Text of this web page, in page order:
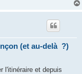
(et au-delà ?)
l'itinéraire et depuis